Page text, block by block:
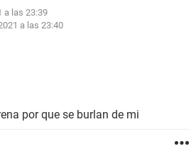
a las 23:39
a las 23:40
por que se burlan de mi